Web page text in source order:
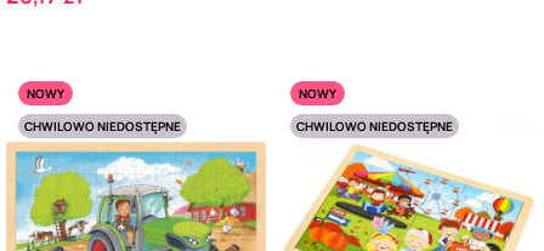
NOWY
CHWILOWO NIEDOSTĘPNE
NOWY
CHWILOWO NIEDOSTĘPNE